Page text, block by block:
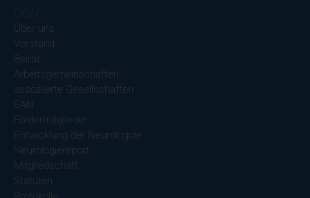
Über uns
Vorstand
Beirat
Arbeitsgemeinschaften
assoziierte Gesellschaften
EAN
Fördermitglieder
Entwicklung der Neurologoie
Neurologiereport
Mitgliedschaft
Statuten